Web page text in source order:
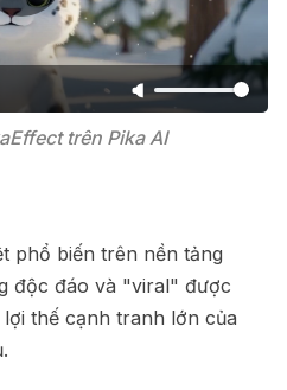
trên Pika AI
phổ biến trên nền tảng
độc đáo và "viral" được
thế cạnh tranh lớn của